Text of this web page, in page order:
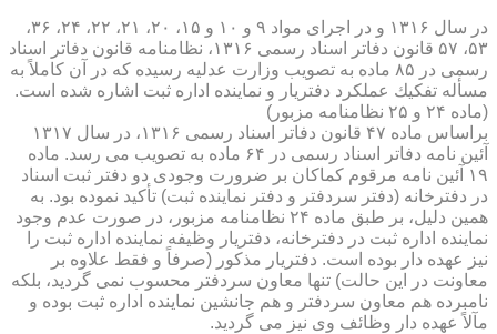
در سال ۱۳۱۶ و در اجرای مواد ۹ و ۱۰ و ۱۵، ۲۰، ۲۱، ۲۲، ۲۴، ۳۶،
۵۳، ۵۷ قانون دفاتر اسناد رسمی ۱۳۱۶، نظامنامه قانون دفاتر اسناد
رسمی در ۸۵ ماده به تصویب وزارت عدلیه رسیده كه در آن كاملاً به
مسأله تفكیك عملكرد دفتریار و نماینده اداره ثبت اشاره شده است.
(ماده ۲۴ و ۲۵ نظامنامه مزبور)
براساس ماده ۴۷ قانون دفاتر اسناد رسمی ۱۳۱۶، در سال ۱۳۱۷
آئین نامه دفاتر اسناد رسمی در ۶۴ ماده به تصویب می رسد. ماده
۱۹ آئین نامه مرقوم كماكان بر ضرورت وجودی دو دفتر ثبت اسناد
در دفترخانه (دفتر سردفتر و دفتر نماینده ثبت) تأكید نموده بود. به
همین دلیل، بر طبق ماده ۲۴ نظامنامه مزبور، در صورت عدم وجود
نماینده اداره ثبت در دفترخانه، دفتریار وظیفه نماینده اداره ثبت را
نیز عهده دار بوده است. دفتریار مذكور (صرفاً و فقط علاوه بر
معاونت در این حالت) تنها معاون سردفتر محسوب نمی گردید، بلكه
نامبرده هم معاون سردفتر و هم جانشین نماینده اداره ثبت بوده و
مآلاً عهده دار وظائف وی نیز می گردید.